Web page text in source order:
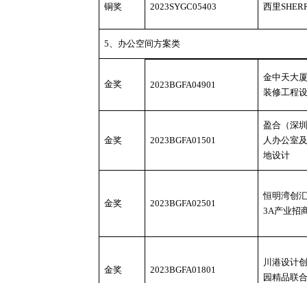
铜奖 2023SYGC05403 西里
5、办公空间方案类
金奖 2023BGFA04901
金中天大厦
装修工程
金奖 2023BGFA01501
盈合（深
人办公室
地设计
金奖 2023BGFA02501
恒明湾创
3A产业招
金奖 2023BGFA01801
川港设计
园精品联